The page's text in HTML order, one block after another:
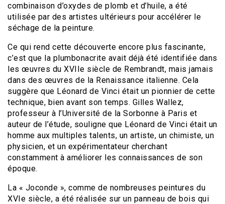
combinaison d’oxydes de plomb et d’huile, a été
utilisée par des artistes ultérieurs pour accélérer le
séchage de la peinture.
Ce qui rend cette découverte encore plus fascinante,
c’est que la plumbonacrite avait déjà été identifiée dans
les œuvres du XVIIe siècle de Rembrandt, mais jamais
dans des œuvres de la Renaissance italienne. Cela
suggère que Léonard de Vinci était un pionnier de cette
technique, bien avant son temps. Gilles Wallez,
professeur à l’Université de la Sorbonne à Paris et
auteur de l’étude, souligne que Léonard de Vinci était un
homme aux multiples talents, un artiste, un chimiste, un
physicien, et un expérimentateur cherchant
constamment à améliorer les connaissances de son
époque.
La « Joconde », comme de nombreuses peintures du
XVIe siècle, a été réalisée sur un panneau de bois qui